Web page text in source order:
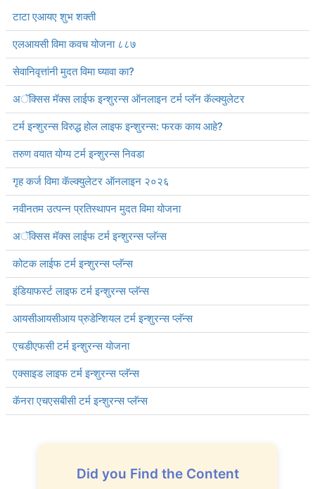
टाटा एआयए शुभ शक्ती
एलआयसी विमा कवच योजना ८८७
सेवानिवृत्तांनी मुदत विमा घ्यावा का?
अॅक्सिस मॅक्स लाईफ इन्शुरन्स ऑनलाइन टर्म प्लॅन कॅल्क्युलेटर
टर्म इन्शुरन्स विरुद्ध होल लाइफ इन्शुरन्स: फरक काय आहे?
तरुण वयात योग्य टर्म इन्शुरन्स निवडा
गृह कर्ज विमा कॅल्क्युलेटर ऑनलाइन २०२६
नवीनतम उत्पन्न प्रतिस्थापन मुदत विमा योजना
अॅक्सिस मॅक्स लाईफ टर्म इन्शुरन्स प्लॅन्स
कोटक लाईफ टर्म इन्शुरन्स प्लॅन्स
इंडियाफर्स्ट लाइफ टर्म इन्शुरन्स प्लॅन्स
आयसीआयसीआय प्रुडेन्शियल टर्म इन्शुरन्स प्लॅन्स
एचडीएफसी टर्म इन्शुरन्स योजना
एक्साइड लाइफ टर्म इन्शुरन्स प्लॅन्स
कॅनरा एचएसबीसी टर्म इन्शुरन्स प्लॅन्स
Did you Find the Content